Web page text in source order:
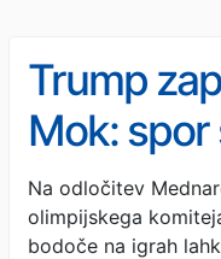
Trump
Mok: spor
športni
Na odločitev
olimpijskega
bodoče na igrah